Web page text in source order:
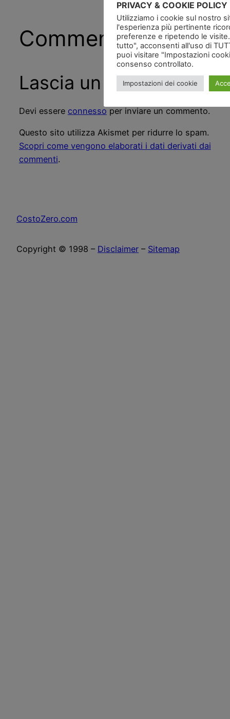
Commenti
Lascia un commento
Devi essere connesso per inviare un commento.
Questo sito utilizza Akismet per ridurre lo spam.
Scopri come vengono elaborati i dati derivati dai
commenti.
CostoZero.com
Copyright © 1998 – Disclaimer – Sitemap
PRIVACY & COOKIE POLICY
Utilizziamo i cookie sul nostro
l'esperienza più pertinente
preferenze e ripetendo le
tutto", acconsenti all'uso di
puoi visitare "Impostazioni
consenso controllato.
Impostazioni dei cookie